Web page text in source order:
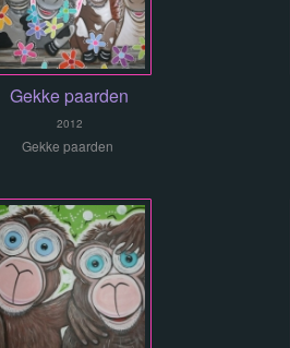
Gekke paarden
2012
Gekke paarden